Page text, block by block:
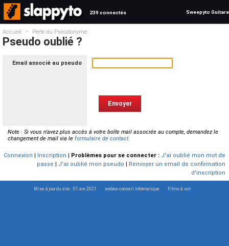
239 connectés Sweepyto Guitare
Accueil > Perte du Pseudonyme
Pseudo oublié ?
Email associé au pseudo
Note : Si vous n'avez plus accès à votre boîte mail associée au compte, demandez le
changement de mail via le formulaire de contact.
Connexion | Inscription | Problèmes pour se connecter : J'ai oublié mon mot de
passe | J'ai oublié mon pseudo | Renvoyer un email de confirmation
d'inscription
Mise à jour du site : 01 avr. 2021 webrox conseil informatique Films à voir